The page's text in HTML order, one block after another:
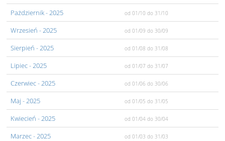
Pażdziernik- 2025 od 01/10 do 31/10
Wrzesień - 2025 od 01/09 do 30/09
Sierpień - 2025 od 01/08 do 31/08
Lipiec- 2025 od 01/07 do 31/07
Czerwiec- 2025 od 01/06 do 30/06
Maj - 2025 od 01/05 do 31/05
Kwiecień - 2025 od 01/04 do 30/04
Marzec- 2025 od 01/03 do 31/03